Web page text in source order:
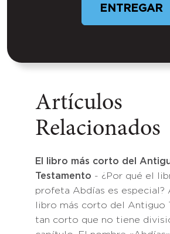
ENTREGAR
Artículos
Relacionados
El libro más corto del
Testamento - ¿Por qué el
profeta Abdías es especial?
libro más corto del Antiguo
tan corto que no tiene